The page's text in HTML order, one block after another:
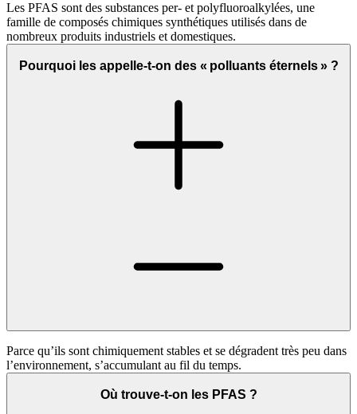
Les PFAS sont des substances per- et polyfluoroalkylées, une
famille de composés chimiques synthétiques utilisés dans de
nombreux produits industriels et domestiques.
Pourquoi les appelle-t-on des « polluants éternels » ?
Parce qu’ils sont chimiquement stables et se dégradent très peu dans
l’environnement, s’accumulant au fil du temps.
Où trouve-t-on les PFAS ?